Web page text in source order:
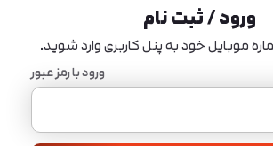
ورود / ثبت نام
موبایل خود به پنل کاربری وارد شوید.
ورود با رمز عبور